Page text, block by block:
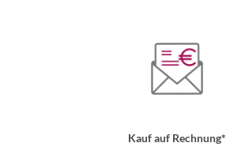
Kauf auf Rechnung*